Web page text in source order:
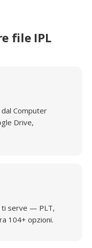
file IPL
Computer
Drive,
ti serve — PLT,
104+ opzioni.